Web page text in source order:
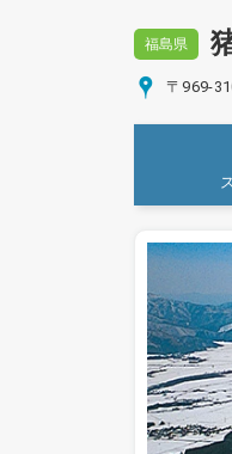
福島県
〒969-